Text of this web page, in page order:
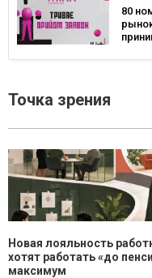
80
Точка зрения
Новая лояльность
хотят работать «до
максимум